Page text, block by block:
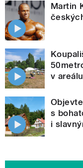
Martin
v
s
i